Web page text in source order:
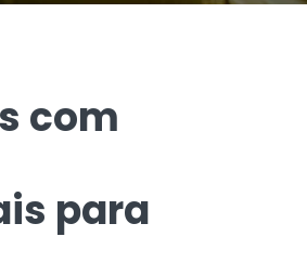
com
para